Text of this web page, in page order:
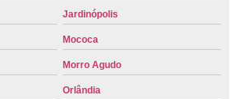
Jardinópolis
Mococa
Morro Agudo
Orlândia